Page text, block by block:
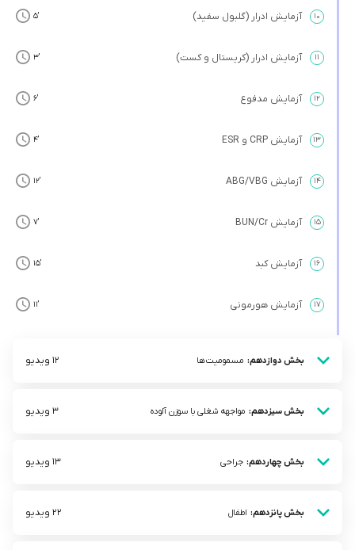
۱۰ آزمایش ادرار (گلبول سفید) ’5
۱۱ آزمایش ادرار (کریستال و کست) ’3
۱۲ آزمایش مدفوع ’6
۱۳ آزمایش CRP و ESR ’4
۱۴ آزمایش ABG/VBG ’12
۱۵ آزمایش BUN/Cr ’7
۱۶ آزمایش کبد ’15
۱۷ آزمایش هورمونی ’11
بخش دوازدهم: مسمومیت‌ها 12 ویدیو
بخش سیزدهم: مواجهه شغلی با سوزن آلوده 3 ویدیو
بخش چهاردهم: جراحی 13 ویدیو
بخش پانزدهم: اطفال 22 ویدیو